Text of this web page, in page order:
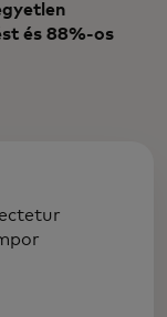
és 88%-os